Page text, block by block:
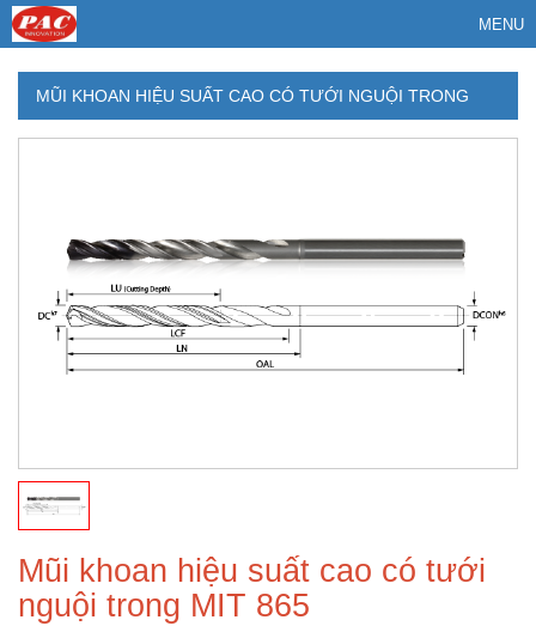
MENU
MŨI KHOAN HIỆU SUẤT CAO CÓ TƯỚI NGUỘI TRONG
MIT 865
Mũi khoan hiệu suất cao có tưới
nguội trong MIT 865